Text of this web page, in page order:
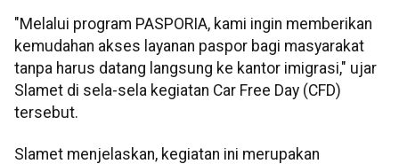
"Melalui program PASPORIA, kami ingin memberikan
kemudahan akses layanan paspor bagi masyarakat
tanpa harus datang langsung ke kantor imigrasi," ujar
Slamet di sela-sela kegiatan Car Free Day (CFD)
tersebut.
Slamet menjelaskan, kegiatan ini merupakan